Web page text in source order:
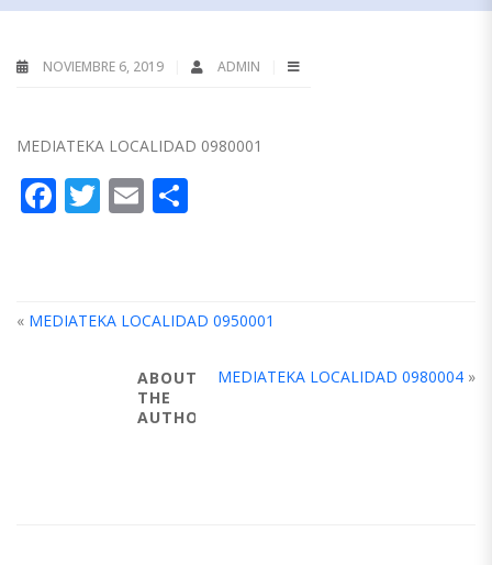
NOVIEMBRE 6, 2019 ADMIN
MEDIATEKA LOCALIDAD 0980001
Facebook
Twitter
Email
« MEDIATEKA LOCALIDAD 0950001
MEDIATEKA LOCALIDAD 0980004 »
ABOUT
THE
AUTHOR